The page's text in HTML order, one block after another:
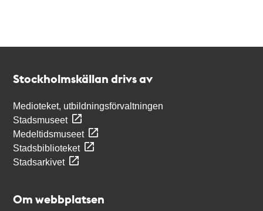
Stockholmskällan drivs av
Medioteket, utbildningsförvaltningen
Stadsmuseet
Medeltidsmuseet
Stadsbiblioteket
Stadsarkivet
Om webbplatsen